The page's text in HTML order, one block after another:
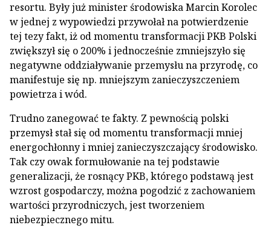
resortu. Były już minister środowiska Marcin Korolec
w jednej z wypowiedzi przywołał na potwierdzenie
tej tezy fakt, iż od momentu transformacji PKB Polski
zwiększył się o 200% i jednocześnie zmniejszyło się
negatywne oddziaływanie przemysłu na przyrodę, co
manifestuje się np. mniejszym zanieczyszczeniem
powietrza i wód.
Trudno zanegować te fakty. Z pewnością polski
przemysł stał się od momentu transformacji mniej
energochłonny i mniej zanieczyszczający środowisko.
Tak czy owak formułowanie na tej podstawie
generalizacji, że rosnący PKB, którego podstawą jest
wzrost gospodarczy, można pogodzić z zachowaniem
wartości przyrodniczych, jest tworzeniem
niebezpiecznego mitu.